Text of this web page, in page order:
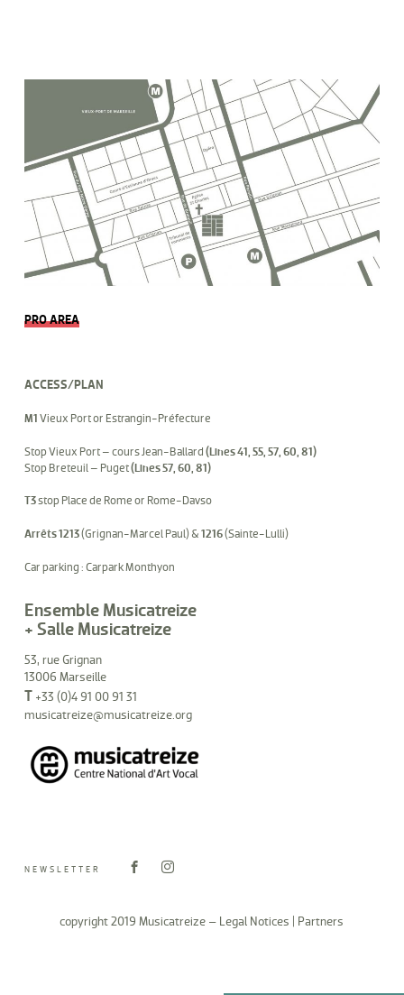
PRO AREA
ACCESS/PLAN
M1 Vieux Port or Estrangin-Préfecture
Stop Vieux Port – cours Jean-Ballard (Lines 41, 55, 57, 60, 81)
Stop Breteuil – Puget(Lines 57, 60, 81)
T3stop Place de Rome or Rome-Davso
Arrêts 1213(Grignan-Marcel Paul) & 1216(Sainte-Lulli)
Car parking : Carpark Monthyon
Ensemble Musicatreize
+ Salle Musicatreize
53, rue Grignan
13006 Marseille
T+33 (0)4 91 00 91 31
musicatreize@musicatreize.org
NEWSLETTER
copyright 2019 Musicatreize – Legal Notices Partners